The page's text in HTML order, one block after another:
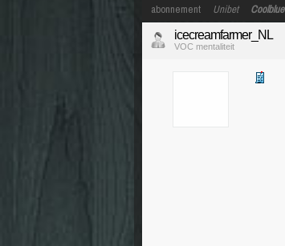
abonnement Unibet Coolblue
icecreamfarmer_NL
VOC mentaliteit